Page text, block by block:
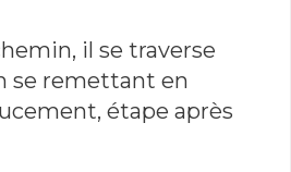
il se traverse
se remettant en
étape après